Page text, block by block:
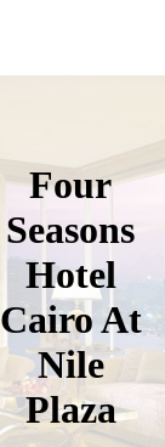
Four
Seasons
Hotel
Cairo At
Nile
Plaza